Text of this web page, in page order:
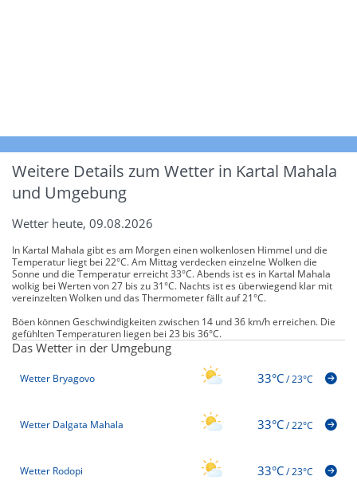
Weitere Details zum Wetter in Kartal Mahala
und Umgebung
Wetter heute, 09.08.2026
In Kartal Mahala gibt es am Morgen einen wolkenlosen Himmel und die
Temperatur liegt bei 22°C. Am Mittag verdecken einzelne Wolken die
Sonne und die Temperatur erreicht 33°C. Abends ist es in Kartal Mahala
wolkig bei Werten von 27 bis zu 31°C. Nachts ist es überwiegend klar mit
vereinzelten Wolken und das Thermometer fällt auf 21°C.
Böen können Geschwindigkeiten zwischen 14 und 36 km/h erreichen. Die
gefühlten Temperaturen liegen bei 23 bis 36°C.
Das Wetter in der Umgebung
Wetter Bryagovo 33°C/23°C
Wetter Dalgata Mahala 33°C/22°C
Wetter Rodopi 33°C/23°C